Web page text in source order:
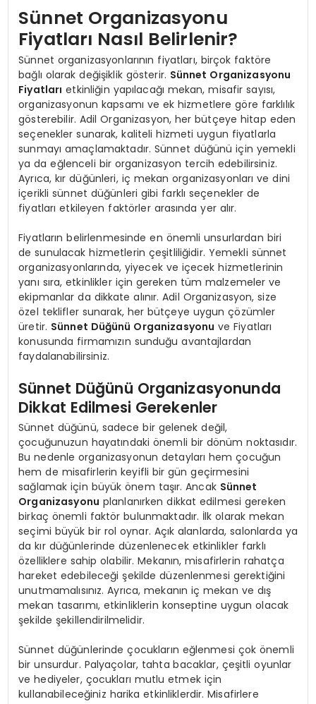
Sünnet Organizasyonu
Fiyatları Nasıl Belirlenir?
Sünnet organizasyonlarının fiyatları, birçok faktöre
bağlı olarak değişiklik gösterir. Sünnet Organizasyonu
Fiyatları etkinliğin yapılacağı mekan, misafir sayısı,
organizasyonun kapsamı ve ek hizmetlere göre farklılık
gösterebilir. Adil Organizasyon, her bütçeye hitap eden
seçenekler sunarak, kaliteli hizmeti uygun fiyatlarla
sunmayı amaçlamaktadır. Sünnet düğünü için yemekli
ya da eğlenceli bir organizasyon tercih edebilirsiniz.
Ayrıca, kır düğünleri, iç mekan organizasyonları ve dini
içerikli sünnet düğünleri gibi farklı seçenekler de
fiyatları etkileyen faktörler arasında yer alır.
Fiyatların belirlenmesinde en önemli unsurlardan biri
de sunulacak hizmetlerin çeşitliliğidir. Yemekli sünnet
organizasyonlarında, yiyecek ve içecek hizmetlerinin
yanı sıra, etkinlikler için gereken tüm malzemeler ve
ekipmanlar da dikkate alınır. Adil Organizasyon, size
özel teklifler sunarak, her bütçeye uygun çözümler
üretir. Sünnet Düğünü Organizasyonu ve Fiyatları
konusunda firmamızın sunduğu avantajlardan
faydalanabilirsiniz.
Sünnet Düğünü Organizasyonunda
Dikkat Edilmesi Gerekenler
Sünnet düğünü, sadece bir gelenek değil,
çocuğunuzun hayatındaki önemli bir dönüm noktasıdır.
Bu nedenle organizasyonun detayları hem çocuğun
hem de misafirlerin keyifli bir gün geçirmesini
sağlamak için büyük önem taşır. Ancak Sünnet
Organizasyonu planlanırken dikkat edilmesi gereken
birkaç önemli faktör bulunmaktadır. İlk olarak mekan
seçimi büyük bir rol oynar. Açık alanlarda, salonlarda ya
da kır düğünlerinde düzenlenecek etkinlikler farklı
özelliklere sahip olabilir. Mekanın, misafirlerin rahatça
hareket edebileceği şekilde düzenlenmesi gerektiğini
unutmamalısınız. Ayrıca, mekanın iç mekan ve dış
mekan tasarımı, etkinliklerin konseptine uygun olacak
şekilde şekillendirilmelidir.
Sünnet düğünlerinde çocukların eğlenmesi çok önemli
bir unsurdur. Palyaçolar, tahta bacaklar, çeşitli oyunlar
ve hediyeler, çocukları mutlu etmek için
kullanabileceğiniz harika etkinliklerdir. Misafirlere